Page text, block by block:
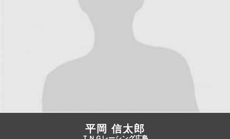
加盟・登録
エントリー
JBCF ROAD SERIESとは
平岡 信太郎